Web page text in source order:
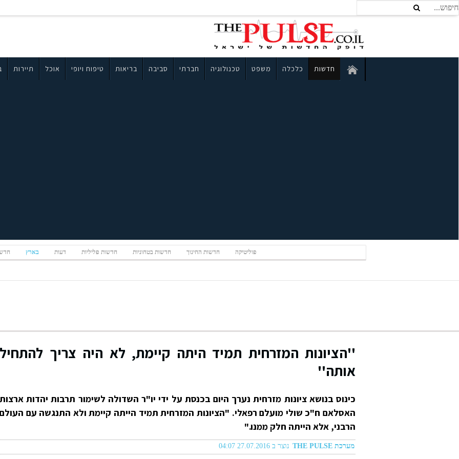
חדשות כלכלה משפט טכנולוגיה חברתי סביבה בריאות טיפוח ויופי אוכל תיירות
פוליטיקה חדשות החינוך חדשות בטחוניות חדשות פליליות דעות בארץ
''הציונות המזרחית תמיד היתה קיימת, לא היה צריך להתחיל
אותה''
כינוס בנושא ציונות מזרחית נערך היום בכנסת על ידי יו"ר השדולה לשימור תרבות יהדות ארצות
האסלאם ח"כ שולי מועלם רפאלי. "הציונות המזרחית תמיד הייתה קיימת ולא התנגשה עם העולם
הרבני, אלא הייתה חלק ממנו."
מערכת THE PULSE נוצר ב 27.07.2016 04:07